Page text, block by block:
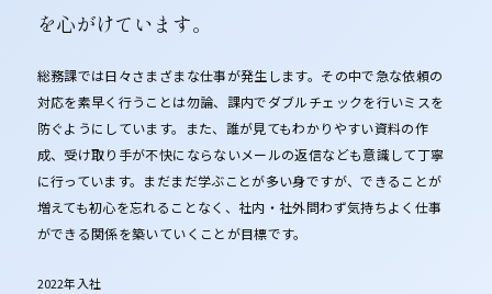
を心がけています。
総務課では日々さまざまな仕事が発生します。その中で急な依頼の
対応を素早く行うことは勿論、課内でダブルチェックを行いミスを
防ぐようにしています。また、誰が見てもわかりやすい資料の作
成、受け取り手が不快にならないメールの返信なども意識して丁寧
に行っています。まだまだ学ぶことが多い身ですが、できることが
増えても初心を忘れることなく、社内・社外問わず気持ちよく仕事
ができる関係を築いていくことが目標です。
2022年入社